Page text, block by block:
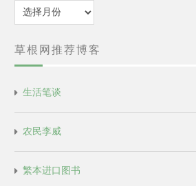
归
档
草根网推荐博客
生活笔谈
农民李威
繁本进口图书